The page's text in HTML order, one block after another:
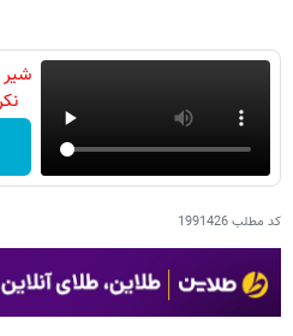
شیر
کد مطلب1991426